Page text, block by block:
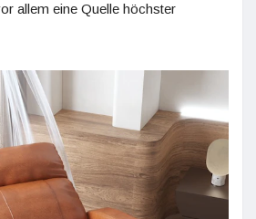
allem eine Quelle höchster